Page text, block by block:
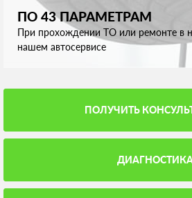
ПО 43 ПАРАМЕТРАМ
При прохождении ТО или ремонте в
нашем автосервисе
ПОЛУЧИТЬ